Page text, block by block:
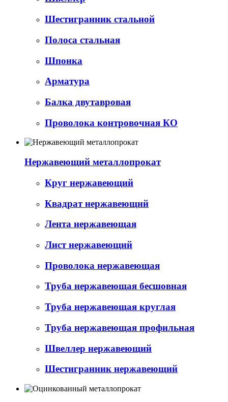
Шестигранник стальной
Полоса стальная
Шпонка
Арматура
Балка двутавровая
Проволока контровочная КО
Нержавеющий металлопрокат
Круг нержавеющий
Квадрат нержавеющий
Лента нержавеющая
Лист нержавеющий
Проволока нержавеющая
Труба нержавеющая бесшовная
Труба нержавеющая круглая
Труба нержавеющая профильная
Швеллер нержавеющий
Шестигранник нержавеющий